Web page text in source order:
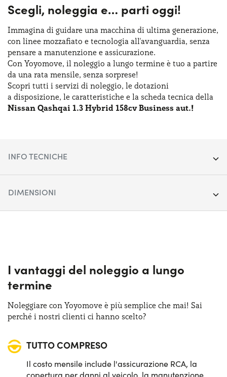
Scegli, noleggia e… parti oggi!
Immagina di guidare una macchina di ultima generazione,
con linee mozzafiato e tecnologia all'avanguardia, senza
pensare a manutenzione e assicurazione.
Con Yoyomove, il noleggio a lungo termine è tuo a partire
da una rata mensile, senza sorprese!
Scopri tutti i servizi di noleggio, le dotazioni
a disposizione, le caratteristiche e la scheda tecnica della
Nissan Qashqai 1.3 Hybrid 158cv Business aut.!
INFO TECNICHE
Alimentazione:Ibrido
Cambio: Automatico
Posti auto:5
Potenza:158 CV
DIMENSIONI
Altezza: 163 cm
Bagagliaio (max):
Bagagliaio (min): 504 lt
I vantaggi del noleggio a lungo
termine
Noleggiare con Yoyomove è più semplice che mai! Sai
perché i nostri clienti ci hanno scelto?
TUTTO COMPRESO
Il costo mensile include l'assicurazione RCA, la
copertura per danni al veicolo, la manutenzione